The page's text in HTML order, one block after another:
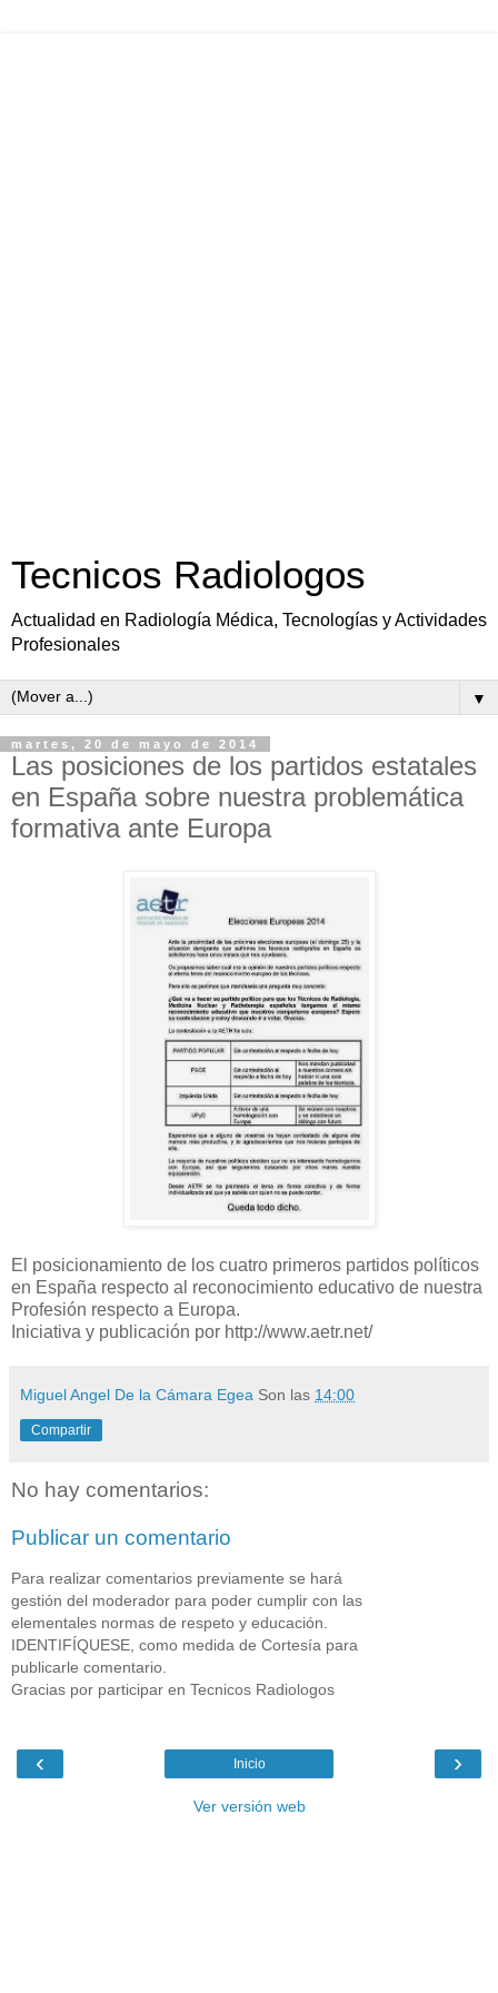
Tecnicos Radiologos
Actualidad en Radiología Médica, Tecnologías y Actividades
Profesionales
▼
martes, 20 de mayo de 2014
Las posiciones de los partidos estatales
en España sobre nuestra problemática
formativa ante Europa
El posicionamiento de los cuatro primeros partidos políticos
en España respecto al reconocimiento educativo de nuestra
Profesión respecto a Europa.
Iniciativa y publicación por http://www.aetr.net/
Miguel Angel De la Cámara Egea Son las 14:00
Compartir
No hay comentarios:
Publicar un comentario
Para realizar comentarios previamente se hará
gestión del moderador para poder cumplir con las
elementales normas de respeto y educación.
IDENTIFÍQUESE, como medida de Cortesía para
publicarle comentario.
Gracias por participar en Tecnicos Radiologos
‹ ›
Inicio
Ver versión web